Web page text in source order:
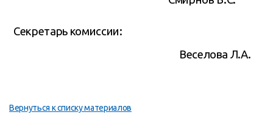
Секретарь комиссии:
Веселова Л.А.
Вернуться к списку материалов